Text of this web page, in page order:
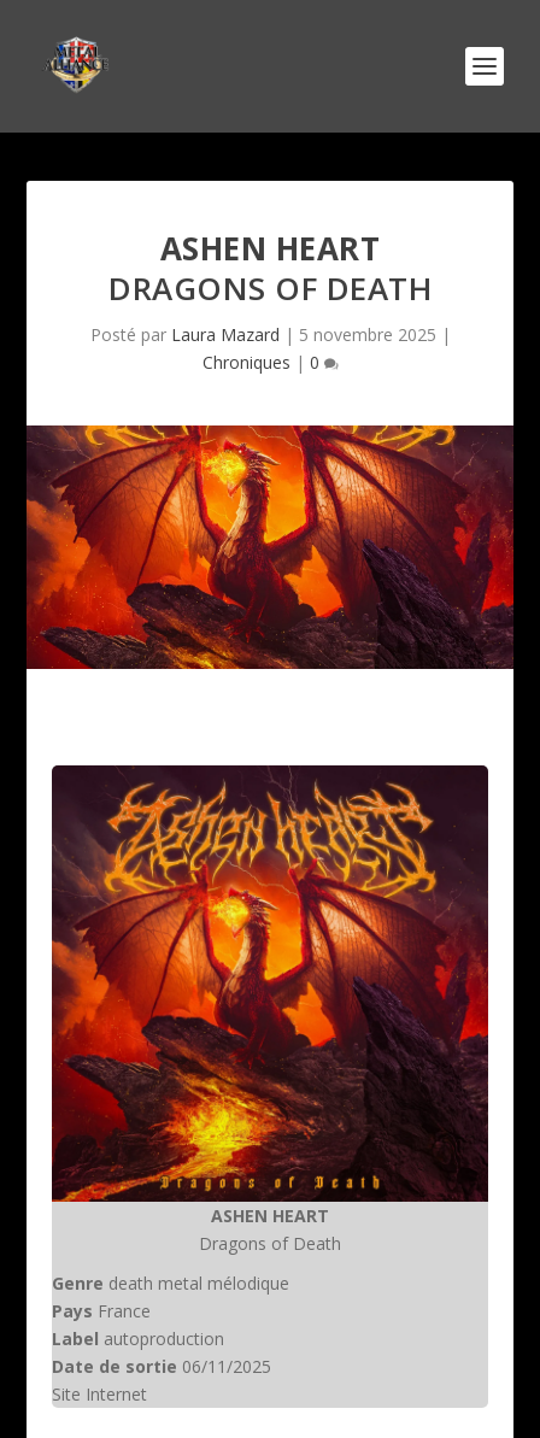
ASHEN HEART
DRAGONS OF DEATH
Posté par Laura Mazard | 5 novembre 2025 |
Chroniques | 0
ASHEN HEART
Dragons of Death
Genre death metal mélodique
Pays France
Label autoproduction
Date de sortie 06/11/2025
Site Internet